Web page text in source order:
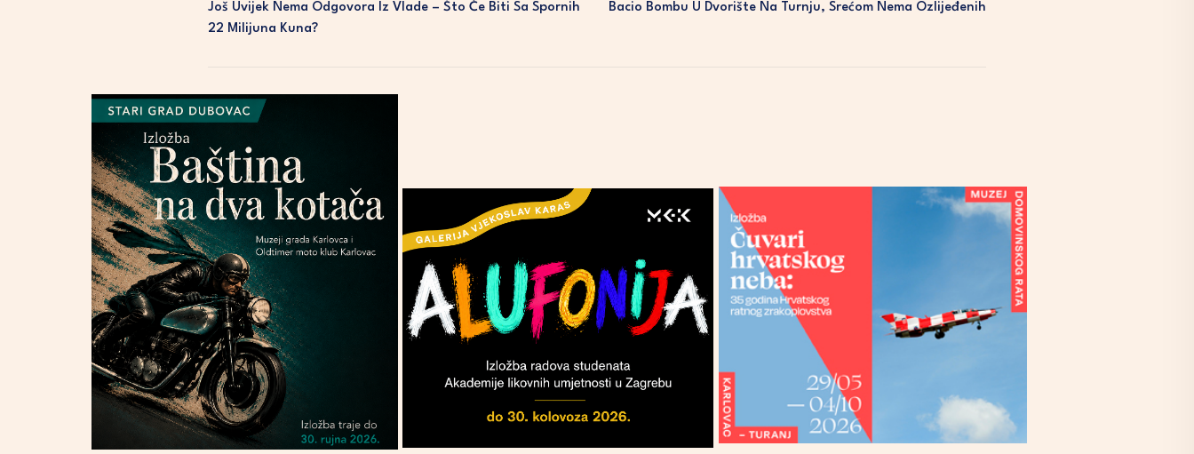
Još Uvijek Nema Odgovora Iz Vlade – Što Će Biti Sa Spornih
22 Milijuna Kuna?
Bacio Bombu U Dvorište Na Turnju, Srećom Nema Ozlijeđenih